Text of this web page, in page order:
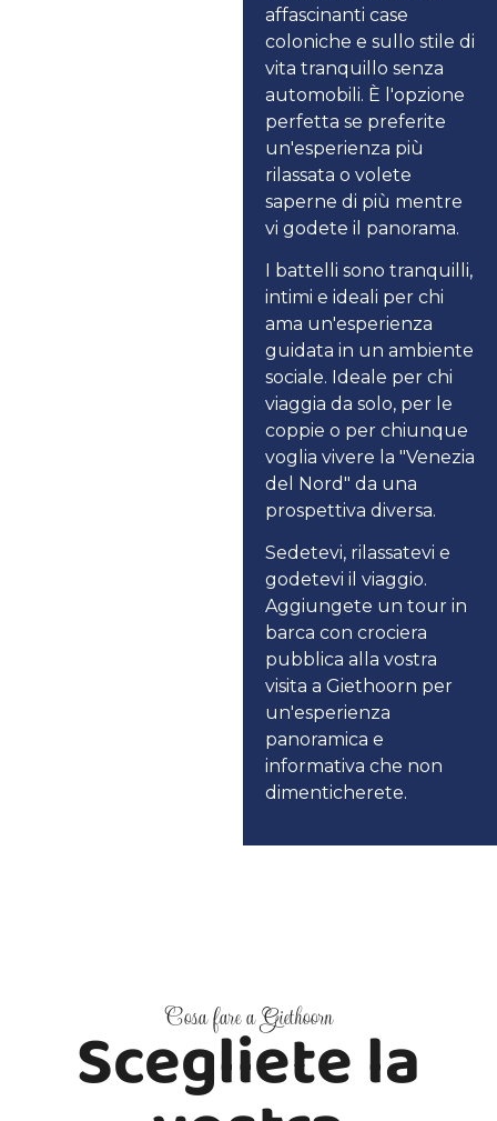
affascinanti case
coloniche e sullo stile di
vita tranquillo senza
automobili. È l'opzione
perfetta se preferite
un'esperienza più
rilassata o volete
saperne di più mentre
vi godete il panorama.
I battelli sono tranquilli,
intimi e ideali per chi
ama un'esperienza
guidata in un ambiente
sociale. Ideale per chi
viaggia da solo, per le
coppie o per chiunque
voglia vivere la "Venezia
del Nord" da una
prospettiva diversa.
Sedetevi, rilassatevi e
godetevi il viaggio.
Aggiungete un tour in
barca con crociera
pubblica alla vostra
visita a Giethoorn per
un'esperienza
panoramica e
informativa che non
dimenticherete.
Cosa fare a Giethoorn
Scegliete la